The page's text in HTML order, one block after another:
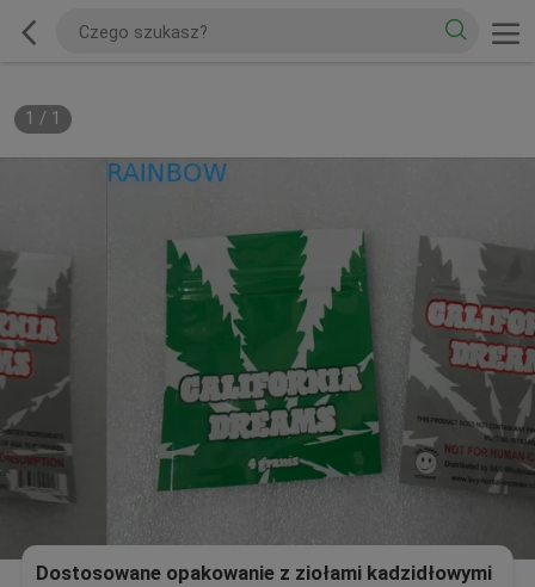
1 / 1
Dostosowane opakowanie z ziołami kadzidłowymi